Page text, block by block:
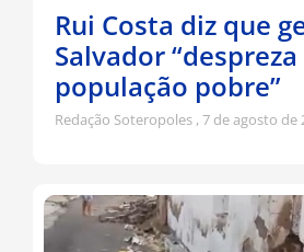
Rui Costa diz que
Salvador “despreza
população pobre”
Redação Soteropoles 7 de agosto de